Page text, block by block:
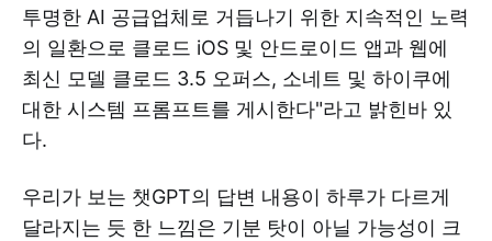
투명한 AI 공급업체로 거듭나기 위한 지속적인 노력
의 일환으로 클로드 iOS 및 안드로이드 앱과 웹에
최신 모델 클로드 3.5 오퍼스, 소네트 및 하이쿠에
대한 시스템 프롬프트를 게시한다"라고 밝힌바 있
다.
우리가 보는 챗GPT의 답변 내용이 하루가 다르게
달라지는 듯 한 느낌은 기분 탓이 아닐 가능성이 크